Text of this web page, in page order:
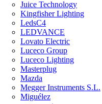
Juice Technology
Kingfisher Lighting
LedsC4
LEDVANCE
Lovato Electric
Luceco Group
Luceco Lighting
Masterplug
Mazda
Megger Instruments S.L.
Miguélez